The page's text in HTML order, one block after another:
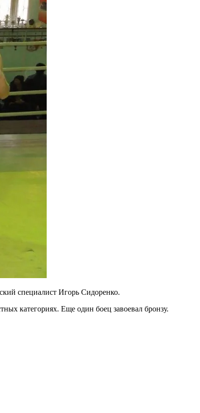
специалист Игорь Сидоренко.
категориях. Еще один боец завоевал бронзу.